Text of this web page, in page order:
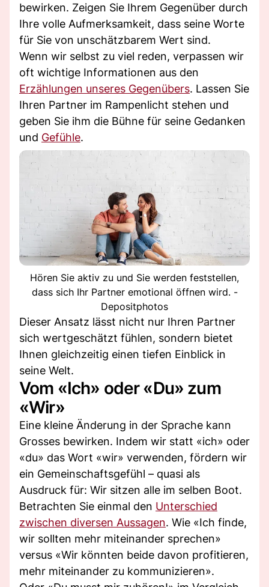
bewirken. Zeigen Sie Ihrem Gegenüber durch
Ihre volle Aufmerksamkeit, dass seine Worte
für Sie von unschätzbarem Wert sind.
Wenn wir selbst zu viel reden, verpassen wir
oft wichtige Informationen aus den
Erzählungen unseres Gegenübers. Lassen Sie
Ihren Partner im Rampenlicht stehen und
geben Sie ihm die Bühne für seine Gedanken
und Gefühle.
Hören Sie aktiv zu und Sie werden feststellen,
dass sich Ihr Partner emotional öffnen wird. -
Depositphotos
Dieser Ansatz lässt nicht nur Ihren Partner
sich wertgeschätzt fühlen, sondern bietet
Ihnen gleichzeitig einen tiefen Einblick in
seine Welt.
Vom «Ich» oder «Du» zum
«Wir»
Eine kleine Änderung in der Sprache kann
Grosses bewirken. Indem wir statt «ich» oder
«du» das Wort «wir» verwenden, fördern wir
ein Gemeinschaftsgefühl – quasi als
Ausdruck für: Wir sitzen alle im selben Boot.
Betrachten Sie einmal den Unterschied
zwischen diversen Aussagen. Wie «Ich finde,
wir sollten mehr miteinander sprechen»
versus «Wir könnten beide davon profitieren,
mehr miteinander zu kommunizieren».